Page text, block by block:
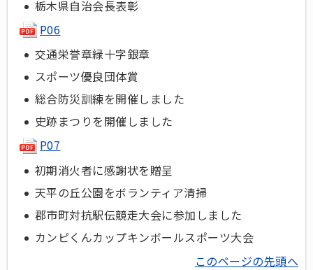
栃木県自治会長表彰
P06
交通栄誉章緑十字銀章
スポーツ優良団体賞
総合防災訓練を開催しました
史跡まつりを開催しました
P07
初期消火者に感謝状を贈呈
天平の丘公園をボランティア清掃
郡市町対抗駅伝競走大会に参加しました
カンピくんカップキンボールスポーツ大会
このページの先頭へ